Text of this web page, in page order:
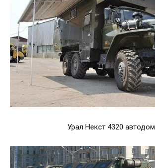
Урал Некст 4320 автодом